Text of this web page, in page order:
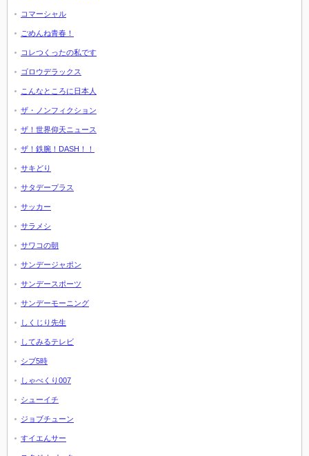
コマーシャル
ごめんね青春！
コレつくったの私です
ゴロウデラックス
こんなところに日本人
ザ・ノンフィクション
ザ！世界仰天ニュース
ザ！鉄腕！DASH！！
サキどり
サタデープラス
サッカー
サラメシ
サワコの朝
サンデージャポン
サンデースポーツ
サンデーモーニング
しくじり先生
してみるテレビ
シブ5時
しゃべくり007
シューイチ
ジョブチューン
すイエんサー